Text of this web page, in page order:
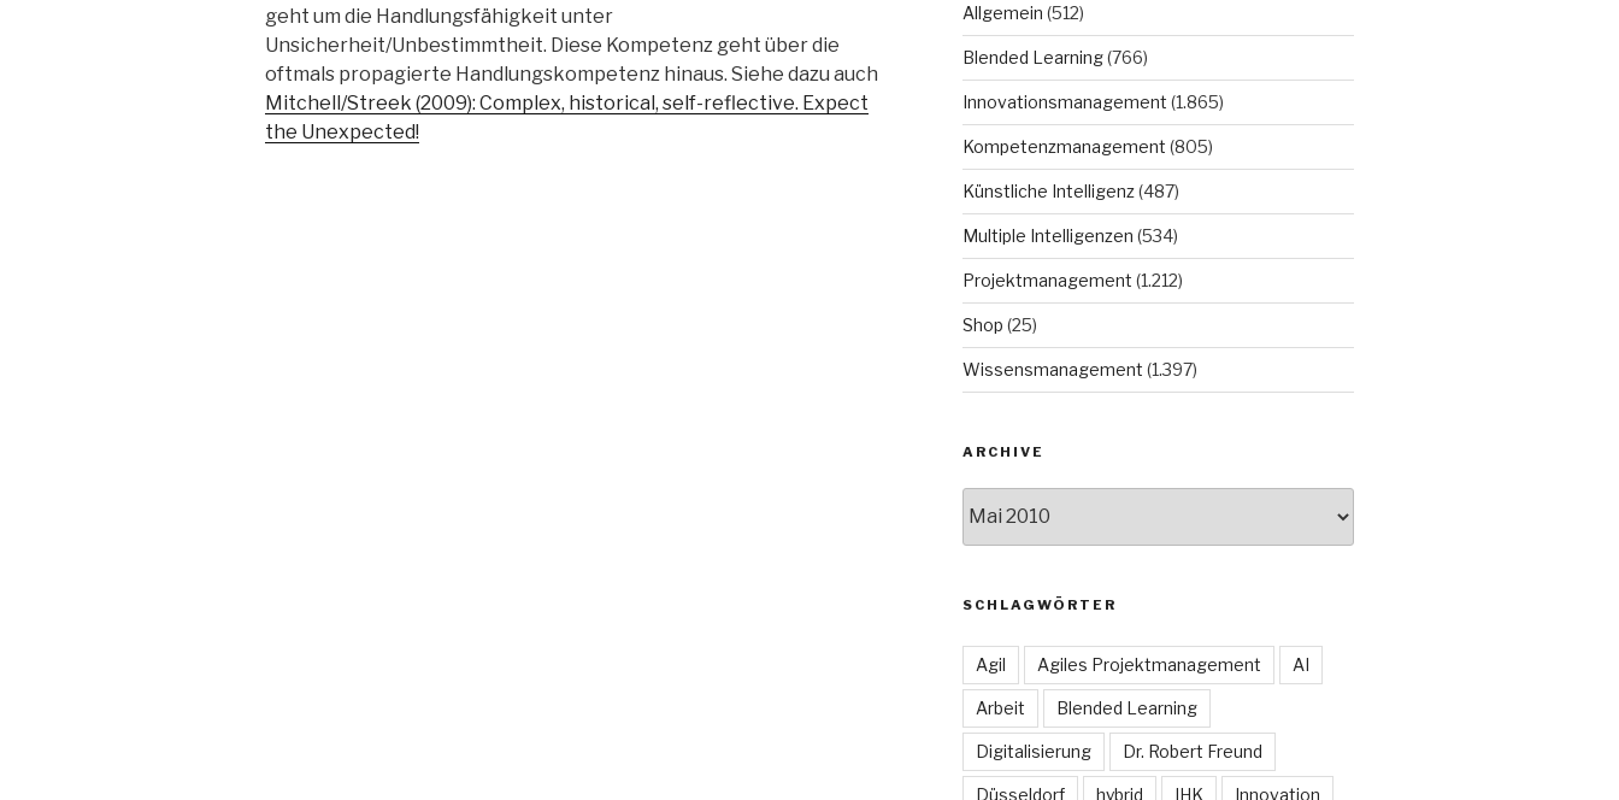
geht um die Handlungsfähigkeit unter
Unsicherheit/Unbestimmtheit. Diese Kompetenz geht über die
oftmals propagierte Handlungskompetenz hinaus. Siehe dazu auch
Mitchell/Streek (2009): Complex, historical, self-reflective. Expect
the Unexpected!
Allgemein (512)
Blended Learning(766)
Innovationsmanagement (1.865)
Kompetenzmanagement (805)
Künstliche Intelligenz(487)
Multiple Intelligenzen (534)
Projektmanagement (1.212)
Shop (25)
Wissensmanagement (1.397)
ARCHIVE
SCHLAGWÖRTER
Agil Agiles Projektmanagement AI
Arbeit Blended Learning
Digitalisierung Dr. Robert Freund
Düsseldorf hybrid IHK Innovation